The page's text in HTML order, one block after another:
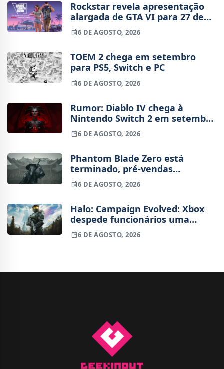
Rockstar revela apresentação
alargada de GTA VI para 27 de
agosto
6 DE AGOSTO, 2026
TOEM 2 chega em setembro
para PS5, Switch e PC
6 DE AGOSTO, 2026
Rumor: Diablo IV chega à
Nintendo Switch 2 em setembro
e vai custar o preço de um jogo
novo
6 DE AGOSTO, 2026
Phantom Blade Zero está
terminado, pré-vendas
começam na próxima semana
6 DE AGOSTO, 2026
Halo: Campaign Evolved: Xbox
despede funcionários uma
semana após o lançamento
6 DE AGOSTO, 2026